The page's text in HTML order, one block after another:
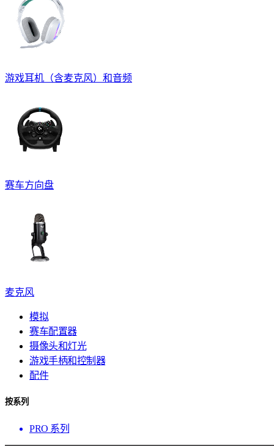
游戏耳机（含麦克风）和音频
赛车方向盘
麦克风
模拟
赛车配置器
摄像头和灯光
游戏手柄和控制器
配件
按系列
PRO 系列